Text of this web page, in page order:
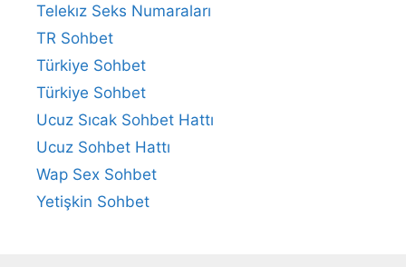
Telekız Seks Numaraları
TR Sohbet
Türkiye Sohbet
Türkiye Sohbet
Ucuz Sıcak Sohbet Hattı
Ucuz Sohbet Hattı
Wap Sex Sohbet
Yetişkin Sohbet